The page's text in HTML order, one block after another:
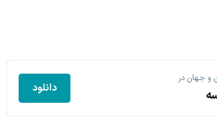
و جهان در
دانلود